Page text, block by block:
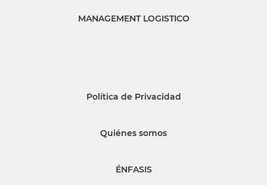
MANAGEMENT LOGISTICO
Política de Privacidad
Quiénes somos
ÉNFASIS